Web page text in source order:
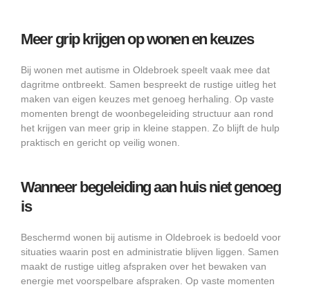
Meer grip krijgen op wonen en keuzes
Bij wonen met autisme in Oldebroek speelt vaak mee dat
dagritme ontbreekt. Samen bespreekt de rustige uitleg het
maken van eigen keuzes met genoeg herhaling. Op vaste
momenten brengt de woonbegeleiding structuur aan rond
het krijgen van meer grip in kleine stappen. Zo blijft de hulp
praktisch en gericht op veilig wonen.
Wanneer begeleiding aan huis niet genoeg
is
Beschermd wonen bij autisme in Oldebroek is bedoeld voor
situaties waarin post en administratie blijven liggen. Samen
maakt de rustige uitleg afspraken over het bewaken van
energie met voorspelbare afspraken. Op vaste momenten